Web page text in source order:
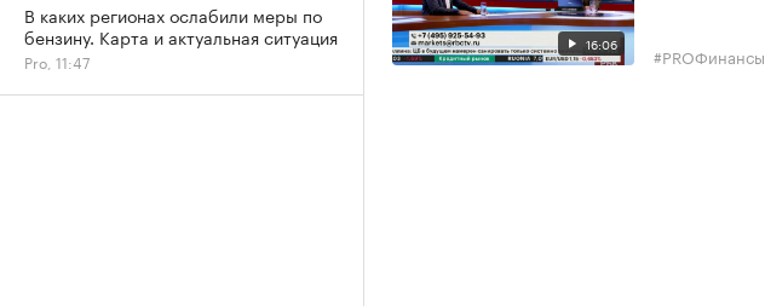
16:06 #PROФинансы
В каких регионах ослабили меры по
бензину. Карта и актуальная ситуация
Pro, 11:47